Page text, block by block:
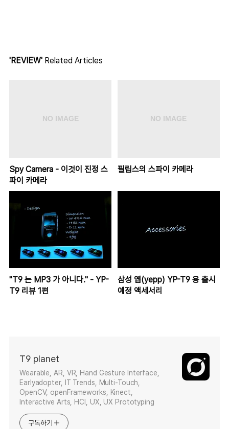
'REVIEW' Related Articles
Spy Camera - 이것이 진정 스
파이 카메라
필립스의 스파이 카메라
"T9 는 MP3 가 아니다." - YP-
T9 리뷰 1편
삼성 옙(yepp) YP-T9 용 출시
예정 액세서리
T9 planet
Wearable, AR, VR, Hand Gesture Interface,
Earlyadopter, IT Trends, Multi-Touch,
OpenCV, openFrameworks, Kinect,
Interactive Arts, HCI, UX, UX Prototyping
구독하기